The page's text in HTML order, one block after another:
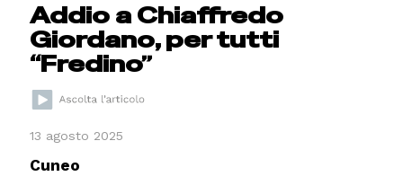
Addio a Chiaffredo
Giordano, per tutti
“Fredino”
13 agosto 2025
Cuneo